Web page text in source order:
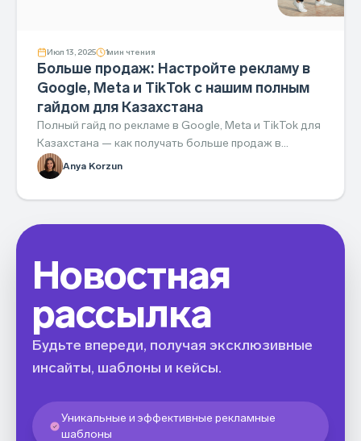
Июл 13, 2025 1мин чтения
Больше продаж: Настройте рекламу в
Google, Meta и TikTok с нашим полным
гайдом для Казахстана
Полный гайд по рекламе в Google, Meta и TikTok для
Казахстана — как получать больше продаж в
растущей e-commerce-нише.
Anya Korzun
Новостная
рассылка
Будьте впереди, получая эксклюзивные
инсайты, шаблоны и кейсы.
Уникальные и эффективные рекламные
шаблоны